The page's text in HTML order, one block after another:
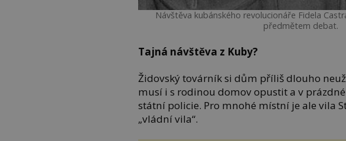
Návštěva kubánského revolucionáře Fidela
předmětem debat.
Tajná návštěva z Kuby?
Židovský továrník si dům příliš dlouho
musí i s rodinou domov opustit a v
státní policie. Pro mnohé místní je ale vila
„vládní vila“.